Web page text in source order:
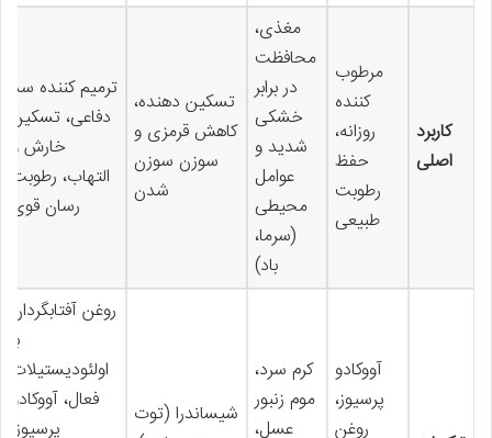
کاربرد
اصلی
مرطوب
کننده
روزانه،
حفظ
رطوبت
طبیعی
مغذی،
محافظت
در برابر
خشکی
شدید و
عوامل
محیطی
(سرما،
باد)
تسکین دهنده،
کاهش قرمزی و
سوزن سوزن
شدن
ترمیم کننده سد
دفاعی، تسکین
خارش و
التهاب، رطوبت
رسان قوی
آووکادو
پرسیوز،
روغن
کرم سرد،
موم زنبور
عسل،
شیساندرا (توت
روغن آفتابگردان
با
اولئودیستیلات
فعال، آووکادو
پرسیوز،